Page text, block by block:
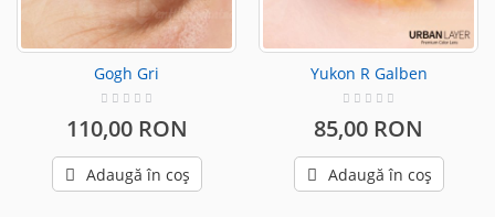
Gogh Gri
110,00 RON
Adaugă în coș
Yukon R Galben
85,00 RON
Adaugă în coș